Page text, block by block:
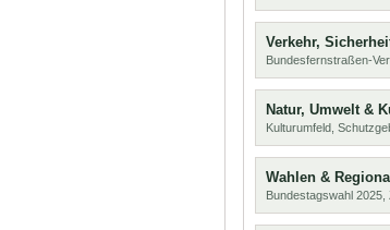
Verkehr,
Bundesfernstraßen-
Natur, Umwelt &
Kulturumfeld,
Wahlen &
Bundestagswahl